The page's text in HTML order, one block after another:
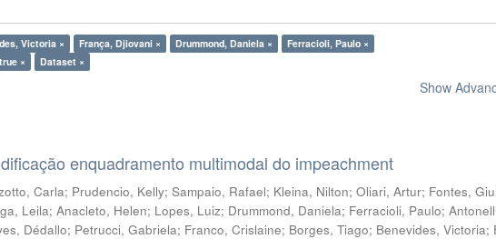
Victoria × França, Djiovani × Drummond, Daniela ×
Ferracioli, Paulo ×
true × Dataset ×
Show
enquadramento multimodal do impeachment
Carla; Prudencio, Kelly;Sampaio, Rafael; Kleina, Nilton;Oliari, Artur; Fontes,
Leila;Anacleto, Helen; Lopes, Luiz; Drummond, Daniela; Ferracioli, Paulo;
Dédallo; Petrucci, Gabriela; Franco, Crislaine; Borges, Tiago; Benevides, Victoria;